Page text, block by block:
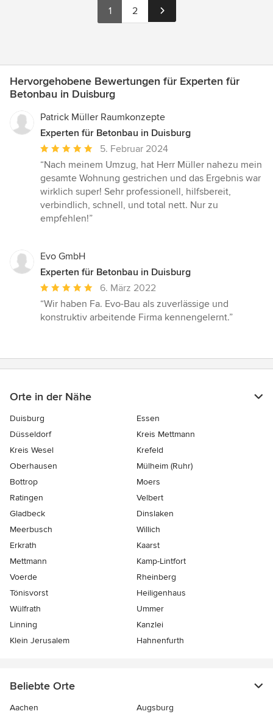
1 2
Hervorgehobene Bewertungen für Experten für
Betonbau in Duisburg
Patrick Müller Raumkonzepte
Experten für Betonbau in Duisburg
Durchschnittliche
Bewertung:
5
von
5
Sternen
5. Februar 2024
“Nach meinem Umzug, hat Herr Müller nahezu mein
gesamte Wohnung gestrichen und das Ergebnis war
wirklich super! Sehr professionell, hilfsbereit,
verbindlich, schnell, und total nett. Nur zu
empfehlen!”
Evo GmbH
Experten für Betonbau in Duisburg
Durchschnittliche
Bewertung:
5
6. März 2022
“Wir haben Fa. Evo-Bau als zuverlässige und
konstruktiv arbeitende Firma kennengelernt.”
Orte in der Nähe
Duisburg
Essen
Düsseldorf
Kreis Mettmann
Kreis Wesel
Krefeld
Oberhausen
Mülheim (Ruhr)
Bottrop
Moers
Ratingen
Velbert
Gladbeck
Dinslaken
Meerbusch
Willich
Erkrath
Kaarst
Mettmann
Kamp-Lintfort
Voerde
Rheinberg
Tönisvorst
Heiligenhaus
Wülfrath
Ummer
Linning
Kanzlei
Klein Jerusalem
Hahnenfurth
Beliebte Orte
Aachen
Augsburg